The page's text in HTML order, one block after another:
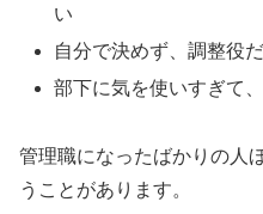
い
自分で決めず、調整役
部下に気を使いすぎて
管理職になったばかりの人
うことがあります。